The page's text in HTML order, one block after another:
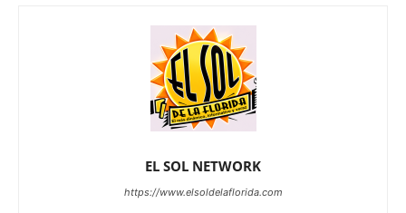
EL SOL NETWORK
https://www.elsoldelaflorida.com